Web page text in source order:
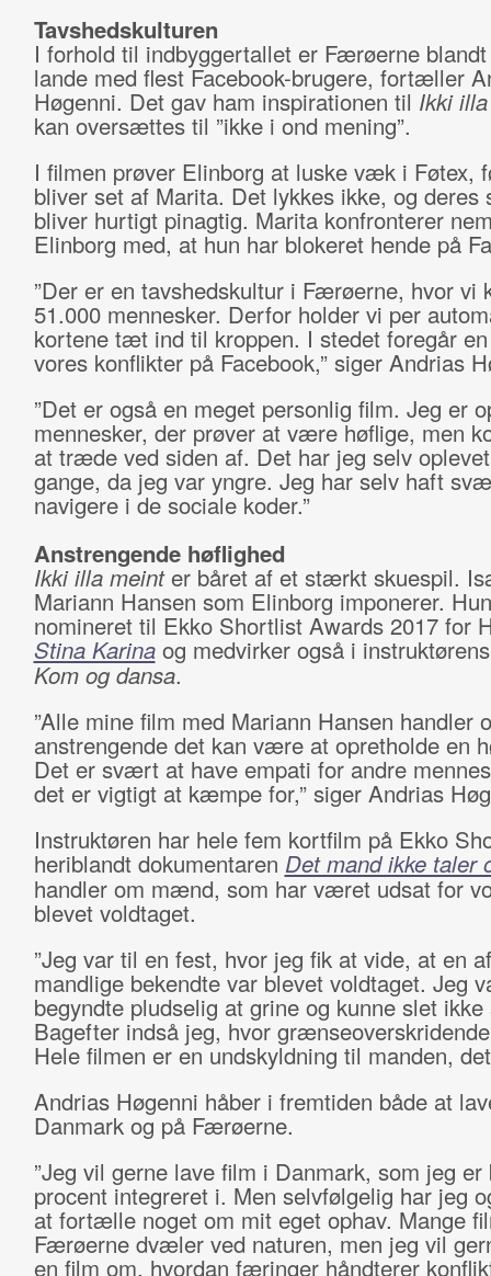
Tavshedskulturen
I forhold til indbyggertallet er Færøerne
lande med flest Facebook-brugere, fortæller
Høgenni. Det gav ham inspirationen til Ikki
kan oversættes til ”ikke i ond mening”.
I filmen prøver Elinborg at luske væk i Føtex,
bliver set af Marita. Det lykkes ikke, og deres
bliver hurtigt pinagtig. Marita konfronterer
Elinborg med, at hun har blokeret hende på
”Der er en tavshedskultur i Færøerne, hvor vi
51.000 mennesker. Derfor holder vi per
kortene tæt ind til kroppen. I stedet foregår
vores konflikter på Facebook,” siger Andrias
”Det er også en meget personlig film. Jeg er
mennesker, der prøver at være høflige, men
at træde ved siden af. Det har jeg selv
gange, da jeg var yngre. Jeg har selv haft
navigere i de sociale koder.”
Anstrengende høflighed
Ikki illa meinter båret af et stærkt skuespil.
Mariann Hansen som Elinborg imponerer.
nomineret til Ekko Shortlist Awards 2017 for
Stina Karinaog medvirker også i
Kom og dansa.
”Alle mine film med Mariann Hansen handler
anstrengende det kan være at opretholde en
Det er svært at have empati for andre
det er vigtigt at kæmpe for,” siger Andrias
Instruktøren har hele fem kortfilm på Ekko
heriblandt dokumentaren Det mand ikke taler
handler om mænd, som har været udsat for
blevet voldtaget.
”Jeg var til en fest, hvor jeg fik at vide, at en
mandlige bekendte var blevet voldtaget. Jeg
begyndte pludselig at grine og kunne slet ikke
Bagefter indså jeg, hvor
Hele filmen er en undskyldning til manden,
Andrias Høgenni håber i fremtiden både at
Danmark og på Færøerne.
”Jeg vil gerne lave film i Danmark, som jeg er
procent integreret i. Men selvfølgelig har jeg
at fortælle noget om mit eget ophav. Mange
Færøerne dvæler ved naturen, men jeg vil
en film om, hvordan færinger håndterer